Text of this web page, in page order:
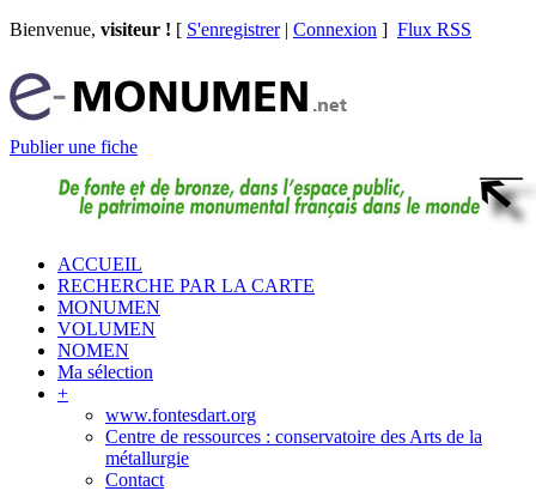
Bienvenue, visiteur ! [ S'enregistrer| Connexion ] Flux RSS
Publier une fiche
ACCUEIL
RECHERCHE PAR LA CARTE
MONUMEN
VOLUMEN
NOMEN
Ma sélection
+
www.fontesdart.org
Centre de ressources : conservatoire des Arts de la
métallurgie
Contact